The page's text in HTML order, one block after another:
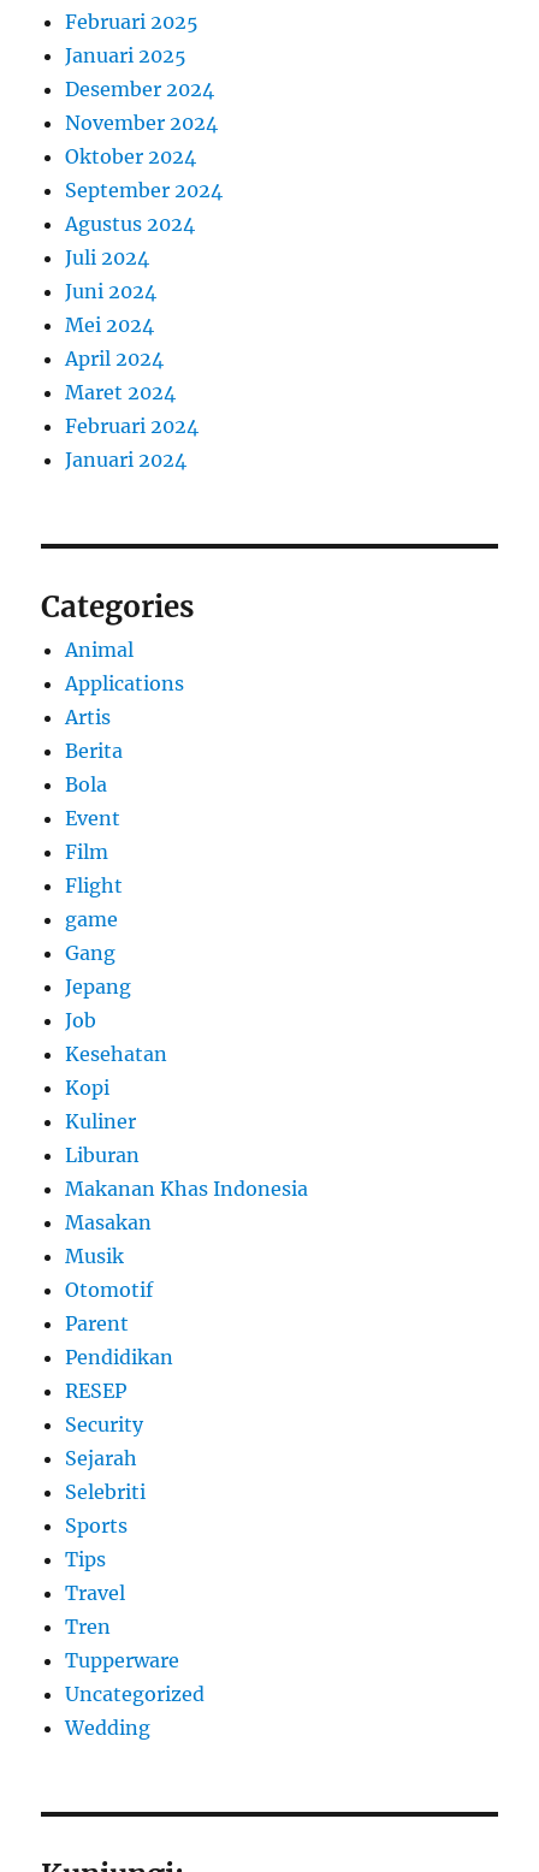
Februari 2025
Januari 2025
Desember 2024
November 2024
Oktober 2024
September 2024
Agustus 2024
Juli 2024
Juni 2024
Mei 2024
April 2024
Maret 2024
Februari 2024
Januari 2024
Categories
Animal
Applications
Artis
Berita
Bola
Event
Film
Flight
game
Gang
Jepang
Job
Kesehatan
Kopi
Kuliner
Liburan
Makanan Khas Indonesia
Masakan
Musik
Otomotif
Parent
Pendidikan
RESEP
Security
Sejarah
Selebriti
Sports
Tips
Travel
Tren
Tupperware
Uncategorized
Wedding